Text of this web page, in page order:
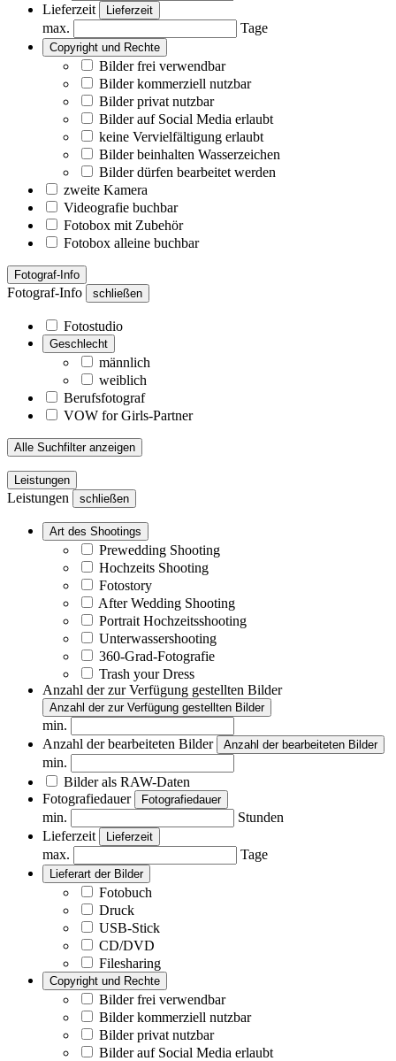
Lieferzeit
Lieferzeit
max. Tage
Copyright und Rechte
Bilder frei verwendbar
Bilder kommerziell nutzbar
Bilder privat nutzbar
Bilder auf Social Media erlaubt
keine Vervielfältigung erlaubt
Bilder beinhalten Wasserzeichen
Bilder dürfen bearbeitet werden
zweite Kamera
Videografie buchbar
Fotobox mit Zubehör
Fotobox alleine buchbar
Fotograf-Info
Fotograf-Info schließen
Fotostudio
Geschlecht
männlich
weiblich
Berufsfotograf
VOW for Girls-Partner
Alle Suchfilter anzeigen
Leistungen
Leistungen schließen
Art des Shootings
Prewedding Shooting
Hochzeits Shooting
Fotostory
After Wedding Shooting
Portrait Hochzeitsshooting
Unterwassershooting
360-Grad-Fotografie
Trash your Dress
Anzahl der zur Verfügung gestellten Bilder
Anzahl der zur Verfügung gestellten Bilder
min.
Anzahl der bearbeiteten Bilder
Anzahl der bearbeiteten Bilder
min.
Bilder als RAW-Daten
Fotografiedauer
Fotografiedauer
min.
Stunden
Lieferzeit
Lieferzeit
max. Tage
Lieferart der Bilder
Fotobuch
Druck
USB-Stick
CD/DVD
Filesharing
Copyright und Rechte
Bilder frei verwendbar
Bilder kommerziell nutzbar
Bilder privat nutzbar
Bilder auf Social Media erlaubt